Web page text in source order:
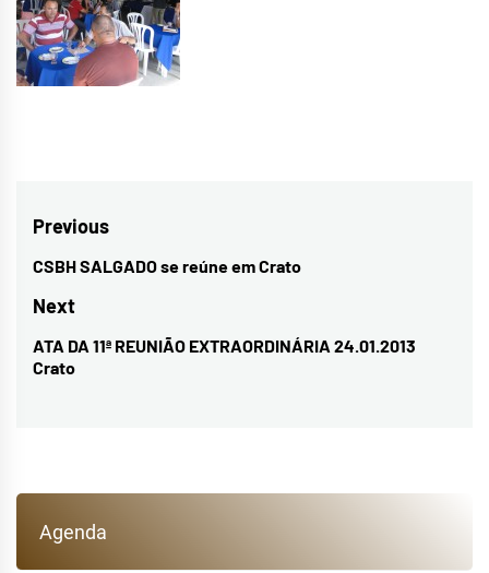
Navegação
de
Post
Previous
Previous
post:
CSBH SALGADO se reúne em Crato
Next
Next
post:
ATA DA 11ª REUNIÃO EXTRAORDINÁRIA 24.01.2013
Crato
Agenda